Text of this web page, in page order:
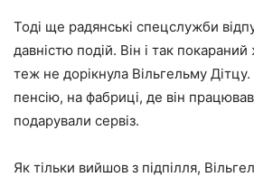
Тоді ще радянські спецслужби
давністю подій. Він і так
теж не дорікнула Вільгельму
пенсію, на фабриці, де він
подарували сервіз.
Як тільки вийшов з підпілля,